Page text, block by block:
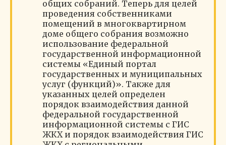
общих собраний. Теперь для целей
проведения собственниками
помещений в многоквартирном
доме общего собрания возможно
использование федеральной
государственной информационной
системы «Единый портал
государственных и муниципальных
услуг (функций)». Также для
указанных целей определен
порядок взаимодействия данной
федеральной государственной
информационной системы с ГИС
ЖКХ и порядок взаимодействия ГИС